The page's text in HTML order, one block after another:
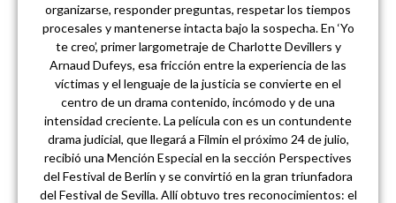
organizarse, responder preguntas, respetar los tiempos
procesales y mantenerse intacta bajo la sospecha. En ‘Yo
te creo’, primer largometraje de Charlotte Devillers y
Arnaud Dufeys, esa fricción entre la experiencia de las
víctimas y el lenguaje de la justicia se convierte en el
centro de un drama contenido, incómodo y de una
intensidad creciente. La película con es un contundente
drama judicial, que llegará a Filmin el próximo 24 de julio,
recibió una Mención Especial en la sección Perspectives
del Festival de Berlín y se convirtió en la gran triunfadora
del Festival de Sevilla. Allí obtuvo tres reconocimientos: el